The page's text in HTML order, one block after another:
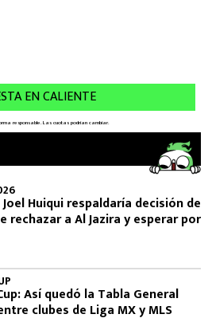
Joel Huiqui respaldaría decisión de
rechazar a Al Jazira y esperar por
Así quedó la Tabla General
clubes de Liga MX y MLS